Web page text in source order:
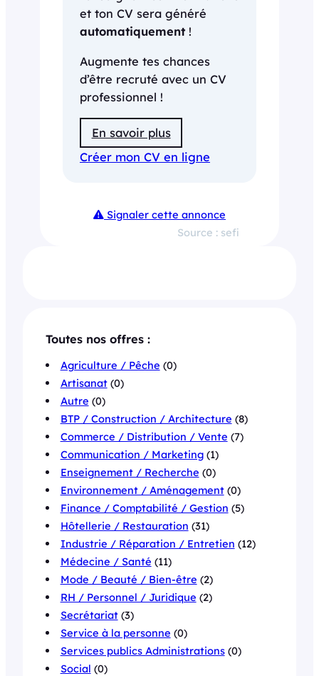
et ton CV sera généré
automatiquement!
Augmente tes chances
d’être recruté avec un CV
professionnel !
En savoir plus
Créer mon CV en ligne
Signaler cette annonce
Source : sefi
Toutes nos offres :
Agriculture / Pêche (0)
Artisanat(0)
Autre (0)
BTP / Construction / Architecture (8)
Commerce / Distribution / Vente (7)
Communication / Marketing(1)
Enseignement / Recherche (0)
Environnement / Aménagement(0)
Finance / Comptabilité / Gestion (5)
Hôtellerie / Restauration (31)
Industrie / Réparation / Entretien (12)
Médecine / Santé (11)
Mode / Beauté / Bien-être (2)
RH / Personnel / Juridique (2)
Secrétariat(3)
Service à la personne (0)
Services publics Administrations(0)
Social (0)